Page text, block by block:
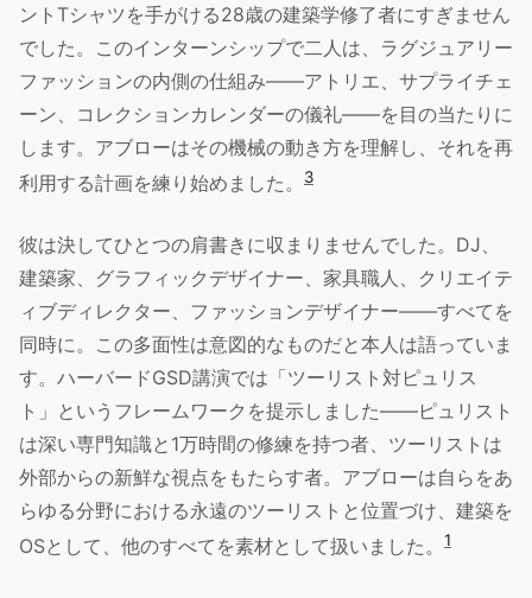
ントTシャツを手がける28歳の建築学修了者にすぎません
でした。このインターンシップで二人は、ラグジュアリー
ファッションの内側の仕組み——アトリエ、サプライチェ
ーン、コレクションカレンダーの儀礼——を目の当たりに
します。アブローはその機械の動き方を理解し、それを再
利用する計画を練り始めました。
3
彼は決してひとつの肩書きに収まりませんでした。DJ、
建築家、グラフィックデザイナー、家具職人、クリエイテ
ィブディレクター、ファッションデザイナー——すべてを
同時に。この多面性は意図的なものだと本人は語っていま
す。ハーバードGSD講演では「ツーリスト対ピュリス
ト」というフレームワークを提示しました——ピュリスト
は深い専門知識と1万時間の修練を持つ者、ツーリストは
外部からの新鮮な視点をもたらす者。アブローは自らをあ
らゆる分野における永遠のツーリストと位置づけ、建築を
OSとして、他のすべてを素材として扱いました。
1